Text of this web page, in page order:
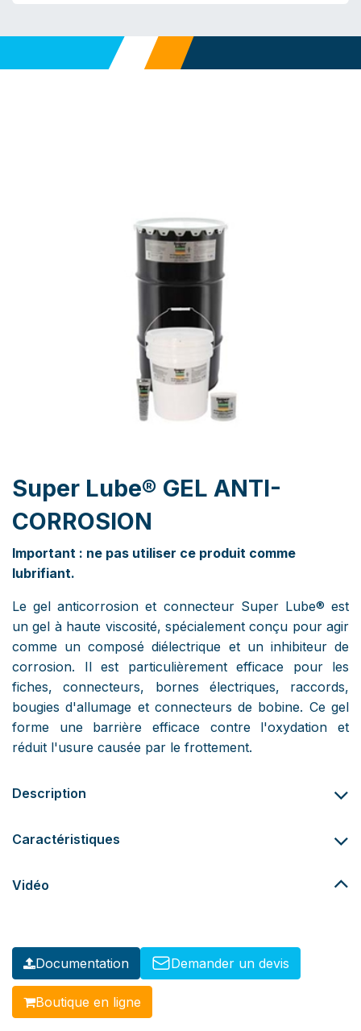
Super Lube® GEL ANTI-
CORROSION
Important : ne pas utiliser ce produit comme
lubrifiant.
Le gel anticorrosion et connecteur Super Lube® est
un gel à haute viscosité, spécialement conçu pour agir
comme un composé diélectrique et un inhibiteur de
corrosion. Il est particulièrement efficace pour les
fiches, connecteurs, bornes électriques, raccords,
bougies d'allumage et connecteurs de bobine. Ce gel
forme une barrière efficace contre l'oxydation et
réduit l'usure causée par le frottement.
Description
Caractéristiques
Vidéo
Documentation Demander un devis
Boutique en lig​​​​​​ne